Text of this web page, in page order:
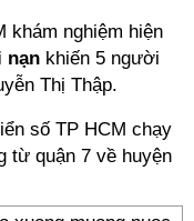
khám nghiệm hiện
nạn khiến 5 người
Thị Thập.
số TP HCM chạy
từ quận 7 về huyện